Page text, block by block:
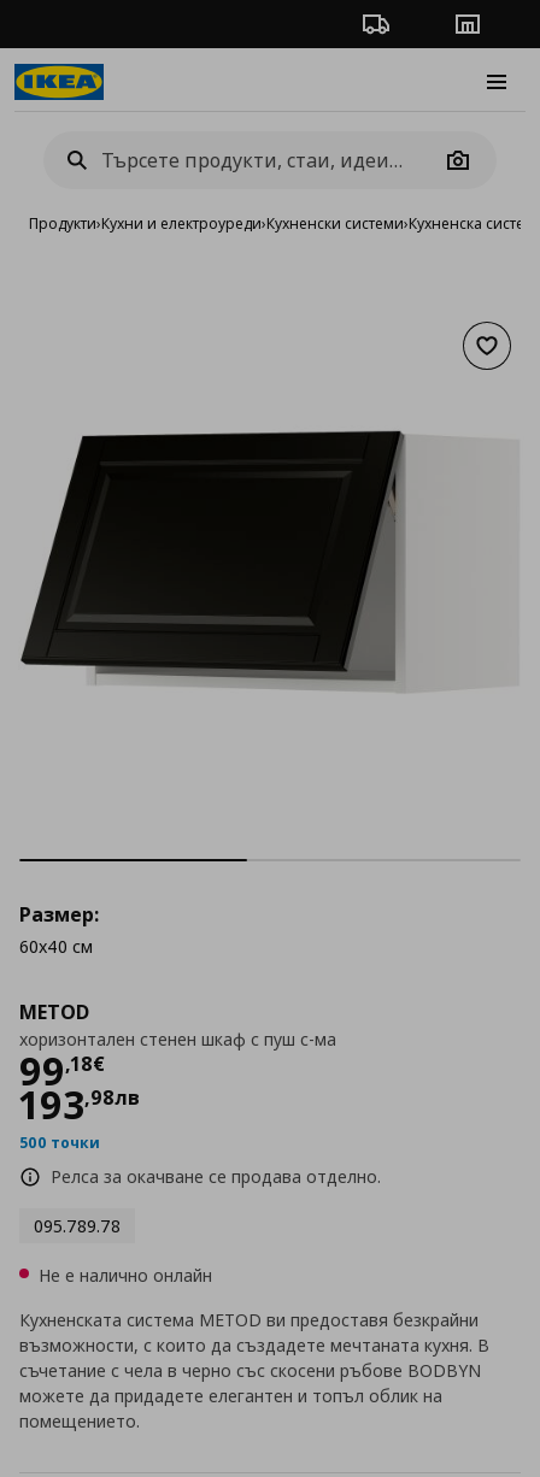
Проследяване на
Camera
Продукти›Кухни и електроуреди›Кухненски системи›Кухненска
METOD
хоризонтален стенен шкаф с пуш с-ма
99,18€
Цена
193,98лв
500 точки
Релса за окачване се продава отделно.
095.789.78
Размер:
60x40 см
Не е налично онлайн
Кухненската система METOD ви предоставя безкрайни
възможности, с които да създадете мечтаната кухня. В
съчетание с чела в черно със скосени ръбове BODBYN
можете да придадете елегантен и топъл облик на
помещението.